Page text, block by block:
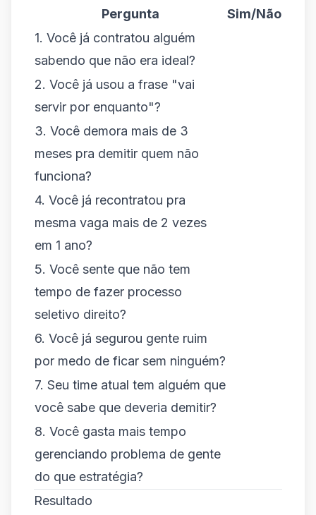
Pergunta
Sim/Não
1. Você já contratou alguém
sabendo que não era ideal?
2. Você já usou a frase "vai
servir por enquanto"?
3. Você demora mais de 3
meses pra demitir quem não
funciona?
4. Você já recontratou pra
mesma vaga mais de 2 vezes
em 1 ano?
5. Você sente que não tem
tempo de fazer processo
seletivo direito?
6. Você já segurou gente ruim
por medo de ficar sem ninguém?
7. Seu time atual tem alguém que
você sabe que deveria demitir?
8. Você gasta mais tempo
gerenciando problema de gente
do que estratégia?
Resultado